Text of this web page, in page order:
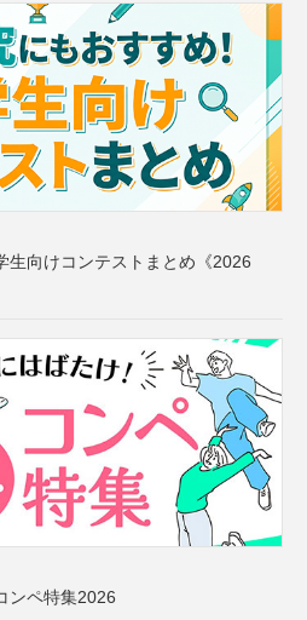
生向けコンテストまとめ《2026
ンペ特集2026